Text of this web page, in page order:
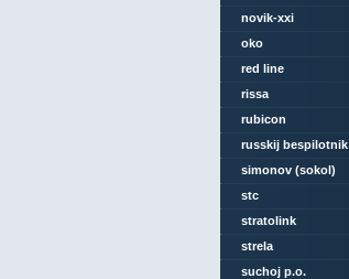
novik-xxi
oko
red line
rissa
rubicon
russkij bespilotnik
simonov (sokol)
stc
stratolink
strela
suchoj p.o.